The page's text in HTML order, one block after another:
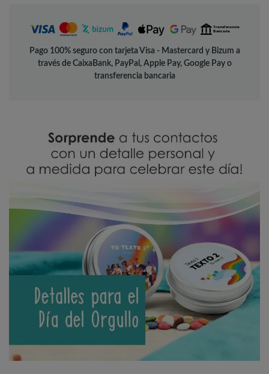
Pago 100% seguro con tarjeta Visa - Mastercard y Bizum a
través de CaixaBank, PayPal, Apple Pay, Google Pay o
transferencia bancaria